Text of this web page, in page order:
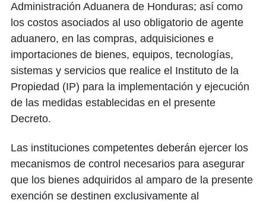
Administración Aduanera de Honduras; así como
los costos asociados al uso obligatorio de agente
aduanero, en las compras, adquisiciones e
importaciones de bienes, equipos, tecnologías,
sistemas y servicios que realice el Instituto de la
Propiedad (IP) para la implementación y ejecución
de las medidas establecidas en el presente
Decreto.
Las instituciones competentes deberán ejercer los
mecanismos de control necesarios para asegurar
que los bienes adquiridos al amparo de la presente
exención se destinen exclusivamente al